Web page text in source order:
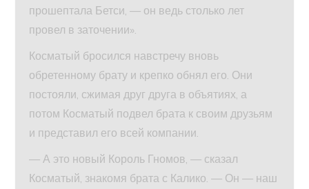
прошептала Бетси, — он ведь столько лет
провел в заточении».
Косматый бросился навстречу вновь
обретенному брату и крепко обнял его. Они
постояли, сжимая друг друга в объятиях, а
потом Косматый подвел брата к своим друзьям
и представил его всей компании.
— А это новый Король Гномов, — сказал
Косматый, знакомя брата с Калико. — Он — наш